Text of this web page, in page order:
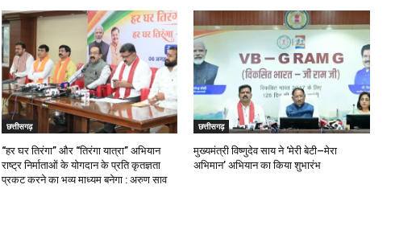
छत्तीसगढ़
“हर घर तिरंगा” और “तिरंगा यात्रा” अभियान
राष्ट्र निर्माताओं के योगदान के प्रति कृतज्ञता
प्रकट करने का भव्य माध्यम बनेगा : अरुण साव
छत्तीसगढ़
मुख्यमंत्री विष्णुदेव साय ने ‘मेरी बेटी–मेरा
अभिमान’ अभियान का किया शुभारंभ